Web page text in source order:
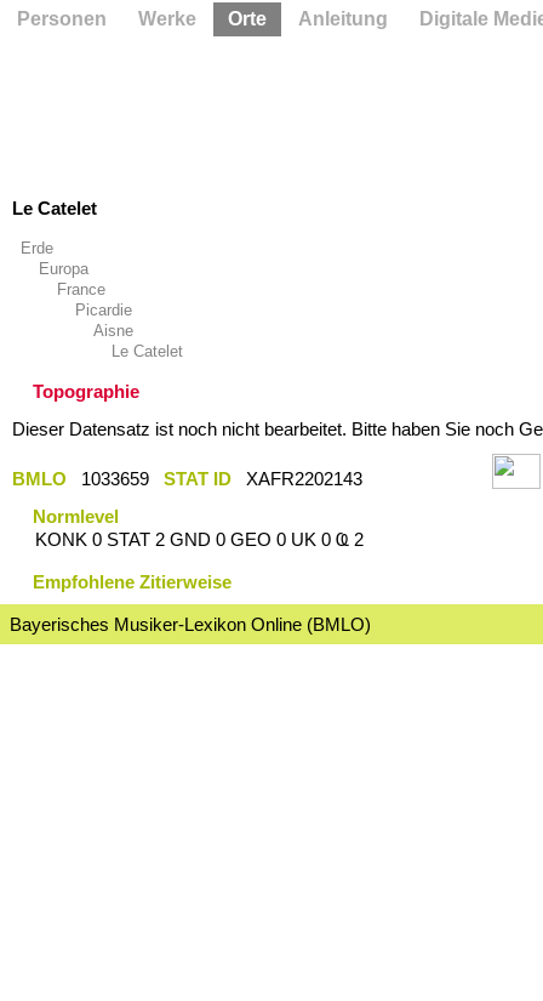
Le Catelet
Erde
Europa
France
Picardie
Aisne
Le Catelet
Topographie
Dieser Datensatz ist noch nicht bearbeitet. Bitte haben Sie noch
BMLO 1033659 STAT ID
XAFR2202143
Normlevel
KONK 0 STAT 2 GND 0 GEO 0 UK 0 Ҩ 2
Empfohlene Zitierweise
Bayerisches Musiker-Lexikon Online (BMLO)
Personen Werke Orte Anleitung Digitale